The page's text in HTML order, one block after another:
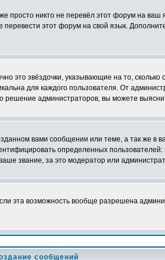
просто никто не перевёл этот форум на
этот форум на свой язык.
это звёздочки, указывающие на то,
для каждого пользователя. От
решение администраторов, вы можете
вами сообщении или теме, а так же в
определенных
звание, за это модератор или
эта возможность вообще разрешена
сообщений